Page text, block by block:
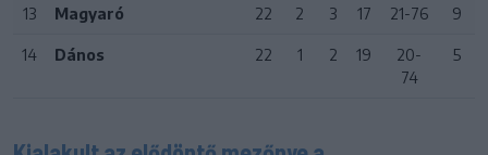
13 Magyaró 22 2 3 17 21-76 9
14 Dános 22 1 2 19
20-
74
5